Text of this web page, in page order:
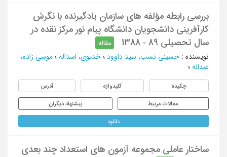
بررسی رابطه مؤلفه های سازمان یادگیرنده با نگرش
کارآفرینی دانشجویان دانشگاه پیام نور مرکز نقده در
سال تحصیلی 89 - 1388
مقاله
نویسنده : حسینی نسب، سید داوود ؛ خدیوی، اسداله ؛ موسی زاده،
عبداله ؛
چکیده کلیدواژه آدرس
مقالات مرتبط پیشنهاد دیگران
دانلود
ساختار عاملی مجموعه آزمون های استعداد چند بعدی